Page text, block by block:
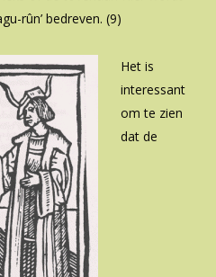
rûn’ bedreven. (9)
Het is
interessant
om te zien
dat de